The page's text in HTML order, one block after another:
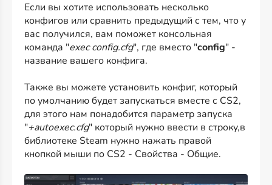
Если вы хотите использовать несколько
конфигов или сравнить предыдущий с тем, что у
вас получился, вам поможет консольная
команда "exec config.cfg", где вместо "config" -
название вашего конфига.
Также вы можете установить конфиг, который
по умолчанию будет запускаться вместе с CS2,
для этого нам понадобится параметр запуска
"+autoexec.cfg" который нужно ввести в строку,в
библиотеке Steam нужно нажать правой
кнопкой мыши по CS2 - Свойства - Общие.